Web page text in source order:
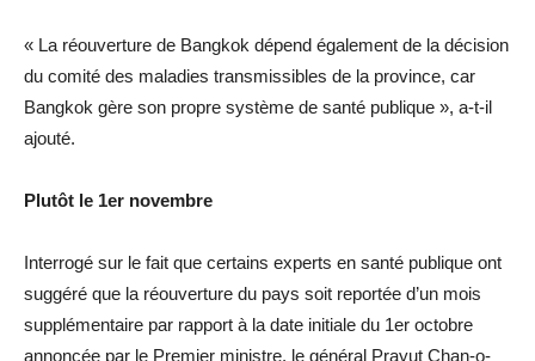
« La réouverture de Bangkok dépend également de la décision
du comité des maladies transmissibles de la province, car
Bangkok gère son propre système de santé publique », a-t-il
ajouté.
Plutôt le 1er novembre
Interrogé sur le fait que certains experts en santé publique ont
suggéré que la réouverture du pays soit reportée d’un mois
supplémentaire par rapport à la date initiale du 1er octobre
annoncée par le Premier ministre, le général Prayut Chan-o-